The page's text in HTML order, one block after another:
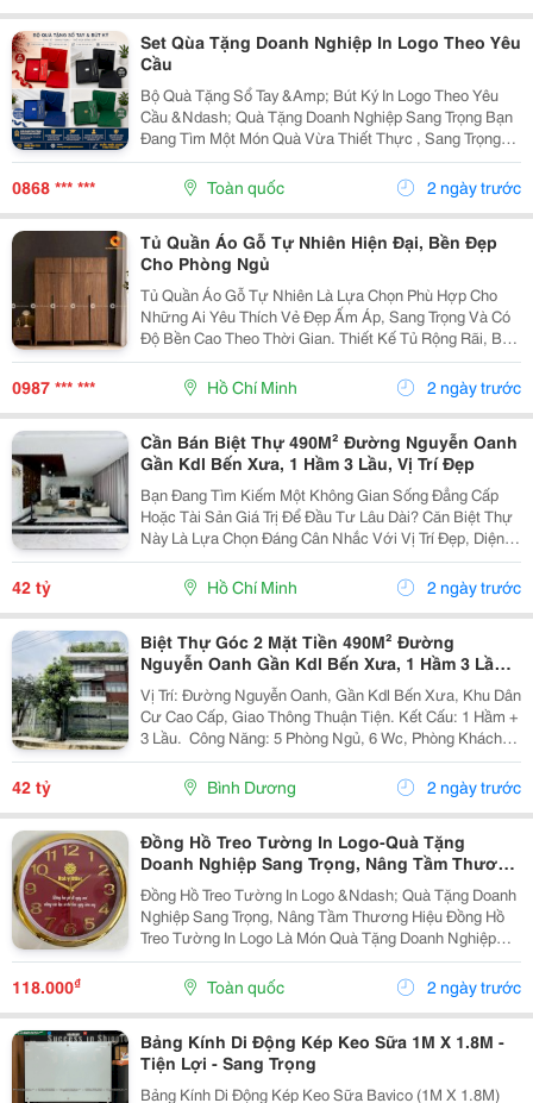
Set Qùa Tặng Doanh Nghiệp In Logo Theo Yêu
Cầu
Bộ Quà Tặng Sổ Tay &Amp; Bút Ký In Logo Theo Yêu
Cầu &Ndash; Quà Tặng Doanh Nghiệp Sang Trọng Bạn
Đang Tìm Một Món Quà Vừa Thiết Thực , Sang Trọng
Vừa Giúp Quảng Bá Thương Hiệu Hiệu Quả? Bộ Quà
Tặng Sổ Tay &Amp; Bút Ký Chính Là Lựa Chọn Được...
0868 *** *** Toàn quốc 2 ngày trước
Tủ Quần Áo Gỗ Tự Nhiên Hiện Đại, Bền Đẹp
Cho Phòng Ngủ
Tủ Quần Áo Gỗ Tự Nhiên Là Lựa Chọn Phù Hợp Cho
Những Ai Yêu Thích Vẻ Đẹp Ấm Áp, Sang Trọng Và Có
Độ Bền Cao Theo Thời Gian. Thiết Kế Tủ Rộng Rãi, Bố
Trí Nhiều Khoang Treo, Kệ Gấp Và Hộc Kéo Giúp Việc
Lưu Trữ Quần Áo, Chăn Gối, Phụ Kiện Trở Nên Gọn...
0987 *** *** Hồ Chí Minh 2 ngày trước
Cần Bán Biệt Thự 490M² Đường Nguyễn Oanh
Gần Kdl Bến Xưa, 1 Hầm 3 Lầu, Vị Trí Đẹp
Bạn Đang Tìm Kiếm Một Không Gian Sống Đẳng Cấp
Hoặc Tài Sản Giá Trị Để Đầu Tư Lâu Dài? Căn Biệt Thự
Này Là Lựa Chọn Đáng Cân Nhắc Với Vị Trí Đẹp, Diện
Tích Lớn Và Thiết Kế Sang Trọng. Vị Trí: Đường Nguyễn
Oanh, Gần Kdl Bến Xưa, Phường Thạnh Lộc,...
42 tỷ Hồ Chí Minh 2 ngày trước
Biệt Thự Góc 2 Mặt Tiền 490M² Đường
Nguyễn Oanh Gần Kdl Bến Xưa, 1 Hầm 3 Lầu,
Chỉ 42 Tỷ
Vị Trí: Đường Nguyễn Oanh, Gần Kdl Bến Xưa, Khu Dân
Cư Cao Cấp, Giao Thông Thuận Tiện. Kết Cấu: 1 Hầm +
3 Lầu. ️ Công Năng: 5 Phòng Ngủ, 6 Wc, Phòng Khách
Sang Trọng, Bếp Rộng, Không Gian Sinh Hoạt Chung
Thoáng Đãng, Gara Ô Tô Trong Hầm. Diện...
42 tỷ Bình Dương 2 ngày trước
Đồng Hồ Treo Tường In Logo-Quà Tặng
Doanh Nghiệp Sang Trọng, Nâng Tầm Thương
Hiệu
Đồng Hồ Treo Tường In Logo &Ndash; Quà Tặng Doanh
Nghiệp Sang Trọng, Nâng Tầm Thương Hiệu Đồng Hồ
Treo Tường In Logo Là Món Quà Tặng Doanh Nghiệp
Thiết Thực, Giúp Quảng Bá Thương Hiệu Hiệu Quả Mỗi
Ngày. Với Thiết Kế Sang Trọng, Mặt Đồng Hồ Sắc...
118.000₫ Toàn quốc 2 ngày trước
Bảng Kính Di Động Kép Keo Sữa 1M X 1.8M -
Tiện Lợi - Sang Trọng
Bảng Kính Di Động Kép Keo Sữa Bavico (1M X 1.8M)